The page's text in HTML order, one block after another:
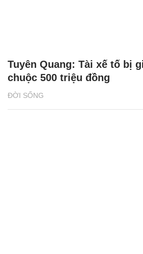
ĐỜI SỐNG
Tuyên Quang: Tài xế tố bị
chuộc 500 triệu đồng